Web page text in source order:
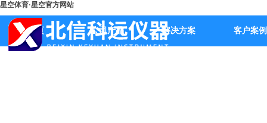
星空体育·星空官方网站
首页 公司产品 解决方案 客户案例